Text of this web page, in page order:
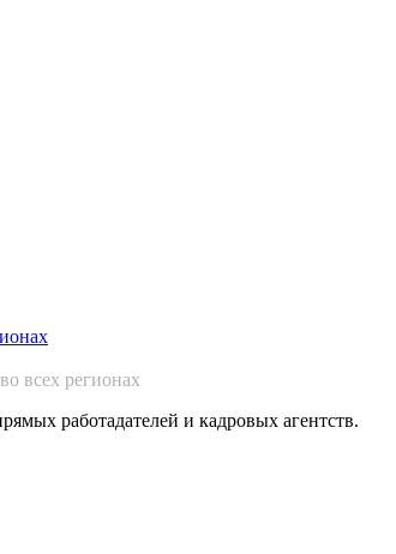
всех регионах
работадателей и кадровых агентств.